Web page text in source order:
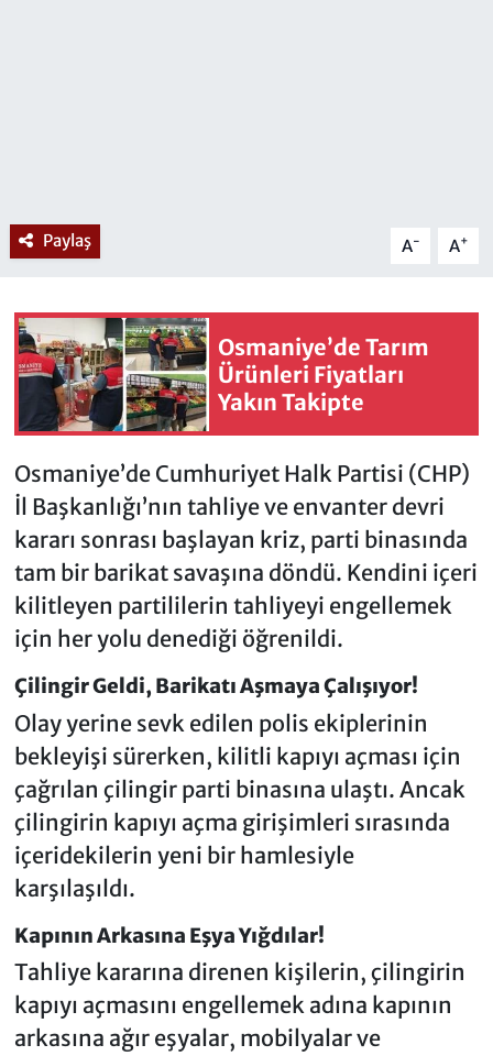
Paylaş A- A+
Osmaniye’de Tarım
Ürünleri Fiyatları
Yakın Takipte
Osmaniye’de Cumhuriyet Halk Partisi (CHP)
İl Başkanlığı’nın tahliye ve envanter devri
kararı sonrası başlayan kriz, parti binasında
tam bir barikat savaşına döndü. Kendini içeri
kilitleyen partililerin tahliyeyi engellemek
için her yolu denediği öğrenildi.
Çilingir Geldi, Barikatı Aşmaya Çalışıyor!
Olay yerine sevk edilen polis ekiplerinin
bekleyişi sürerken, kilitli kapıyı açması için
çağrılan çilingir parti binasına ulaştı. Ancak
çilingirin kapıyı açma girişimleri sırasında
içeridekilerin yeni bir hamlesiyle
karşılaşıldı.
Kapının Arkasına Eşya Yığdılar!
Tahliye kararına direnen kişilerin, çilingirin
kapıyı açmasını engellemek adına kapının
arkasına ağır eşyalar, mobilyalar ve